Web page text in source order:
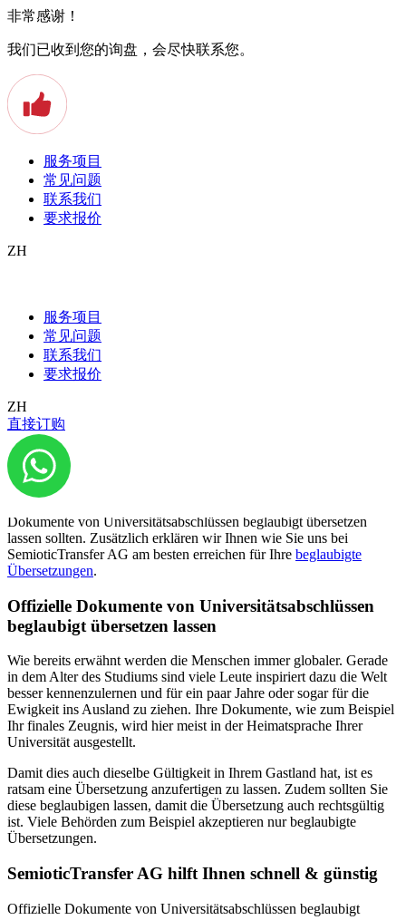
非常感谢！
我们已收到您的询盘，会尽快联系您。
服务项目
常见问题
联系我们
要求报价
ZH
服务项目
常见问题
联系我们
要求报价
ZH
直接订购
Universitätsabschlüssen beglaubigt
übersetzen lassen
In Zeiten der Globalisierung ist es keine Seltenheit mehr, dass junge
nach dem Studium im Ausland einen neuen Job beginnen möchetn.
Der Drang und der Wunsch ein neues Land kennenzulernen oder
ausserhalb der Heimat zu wohnen ist bei vielen gestiegen.
Ihnen steht also nach Ihrem Studium die ganze Welt offen, damit
Ihre Pläne nicht an der Sprache Ihrer Dokumenten, Zeugnisse o.ä.
Dokumente von Universitätsabschlüssen beglaubigt übersetzen
lassen sollten. Zusätzlich erklären wir Ihnen wie Sie uns bei
SemioticTransfer AG am besten erreichen für Ihre beglaubigte
Übersetzungen.
Offizielle Dokumente von Universitätsabschlüssen
beglaubigt übersetzen lassen
Wie bereits erwähnt werden die Menschen immer globaler. Gerade
in dem Alter des Studiums sind viele Leute inspiriert dazu die Welt
besser kennenzulernen und für ein paar Jahre oder sogar für die
Ewigkeit ins Ausland zu ziehen. Ihre Dokumente, wie zum Beispiel
Ihr finales Zeugnis, wird hier meist in der Heimatsprache Ihrer
Universität ausgestellt.
Damit dies auch dieselbe Gültigkeit in Ihrem Gastland hat, ist es
ratsam eine Übersetzung anzufertigen zu lassen. Zudem sollten Sie
diese beglaubigen lassen, damit die Übersetzung auch rechtsgültig
ist. Viele Behörden zum Beispiel akzeptieren nur beglaubigte
Übersetzungen.
SemioticTransfer AG hilft Ihnen schnell & günstig
Offizielle Dokumente von Universitätsabschlüssen beglaubigt